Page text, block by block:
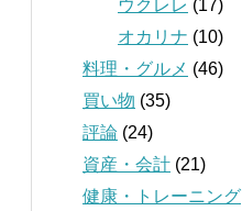
ウクレレ (17)
オカリナ (10)
料理・グルメ (46)
買い物 (35)
評論 (24)
資産・会計 (21)
健康・トレーニング